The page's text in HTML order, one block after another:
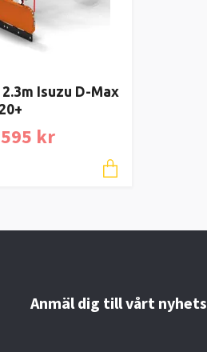
Isuzu D-Max
kr
Anmäl dig till vårt